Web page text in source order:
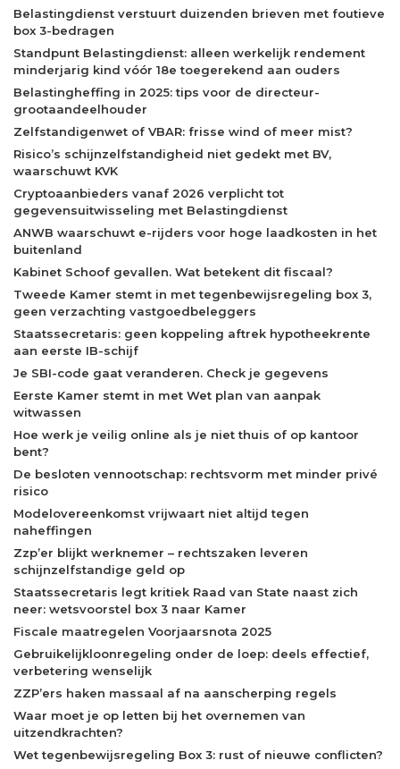
Belastingdienst verstuurt duizenden brieven met foutieve
box 3-bedragen
Standpunt Belastingdienst: alleen werkelijk rendement
minderjarig kind vóór 18e toegerekend aan ouders
Belastingheffing in 2025: tips voor de directeur-
grootaandeelhouder
Zelfstandigenwet of VBAR: frisse wind of meer mist?
Risico’s schijnzelfstandigheid niet gedekt met BV,
waarschuwt KVK
Cryptoaanbieders vanaf 2026 verplicht tot
gegevensuitwisseling met Belastingdienst
ANWB waarschuwt e-rijders voor hoge laadkosten in het
buitenland
Kabinet Schoof gevallen. Wat betekent dit fiscaal?
Tweede Kamer stemt in met tegenbewijsregeling box 3,
geen verzachting vastgoedbeleggers
Staatssecretaris: geen koppeling aftrek hypotheekrente
aan eerste IB-schijf
Je SBI-code gaat veranderen. Check je gegevens
Eerste Kamer stemt in met Wet plan van aanpak
witwassen
Hoe werk je veilig online als je niet thuis of op kantoor
bent?
De besloten vennootschap: rechtsvorm met minder privé
risico
Modelovereenkomst vrijwaart niet altijd tegen
naheffingen
Zzp’er blijkt werknemer – rechtszaken leveren
schijnzelfstandige geld op
Staatssecretaris legt kritiek Raad van State naast zich
neer: wetsvoorstel box 3 naar Kamer
Fiscale maatregelen Voorjaarsnota 2025
Gebruikelijkloonregeling onder de loep: deels effectief,
verbetering wenselijk
ZZP’ers haken massaal af na aanscherping regels
Waar moet je op letten bij het overnemen van
uitzendkrachten?
Wet tegenbewijsregeling Box 3: rust of nieuwe conflicten?